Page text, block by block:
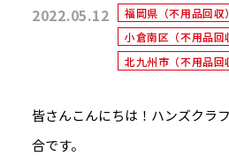
2022.05.12
福岡県（不用品回収）
小倉南区（不用品回
北九州市（不用品回
皆さんこんにちは！ハンズクラ
合です。